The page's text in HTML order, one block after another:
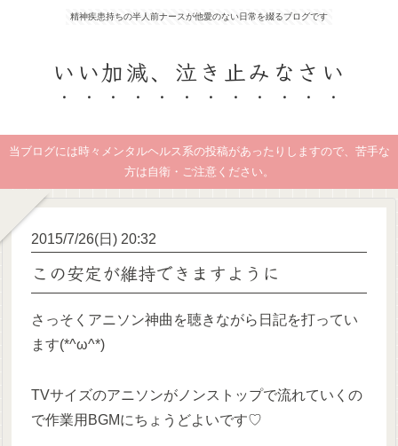
精神疾患持ちの半人前ナースが他愛のない日常を綴るブログです
いい加減、泣き止みなさい
当ブログには時々メンタルヘルス系の投稿があったりしますので、苦手な
方は自衛・ご注意ください。
2015/7/26(日) 20:32
この安定が維持できますように
さっそくアニソン神曲を聴きながら日記を打ってい
ます(*^ω^*)
TVサイズのアニソンがノンストップで流れていくの
で作業用BGMにちょうどよいです♡